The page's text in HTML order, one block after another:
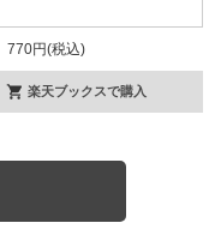
770円(税込)
楽天ブックスで購入